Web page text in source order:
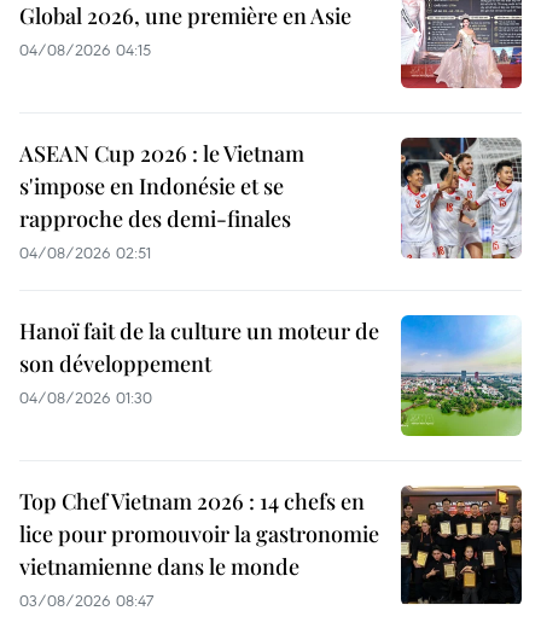
Global 2026, une première en Asie
04/08/2026 04:15
ASEAN Cup 2026 : le Vietnam
s'impose en Indonésie et se
rapproche des demi-finales
04/08/2026 02:51
Hanoï fait de la culture un moteur de
son développement
04/08/2026 01:30
Top Chef Vietnam 2026 : 14 chefs en
lice pour promouvoir la gastronomie
vietnamienne dans le monde
03/08/2026 08:47